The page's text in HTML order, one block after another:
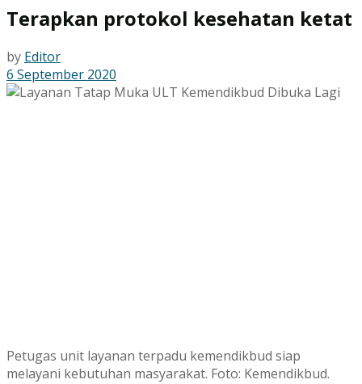
Terapkan protokol kesehatan ketat
by Editor
6 September 2020
Petugas unit layanan terpadu kemendikbud siap
melayani kebutuhan masyarakat. Foto: Kemendikbud.